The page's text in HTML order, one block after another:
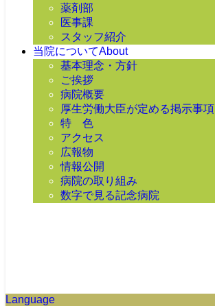
薬剤部
医事課
スタッフ紹介
当院についてAbout
基本理念・方針
ご挨拶
病院概要
厚生労働大臣が定める掲示事項
特 色
アクセス
広報物
情報公開
病院の取り組み
数字で見る記念病院
Language